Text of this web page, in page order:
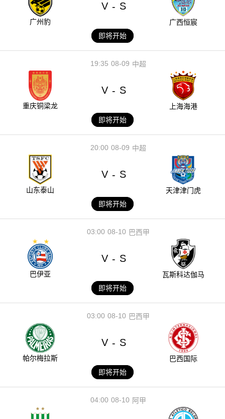
广州豹
V - S
广西恒宸
即将开始
08-09
19:35 中超
重庆铜梁龙
V - S
上海海港
即将开始
08-09
20:00 中超
山东泰山
V - S
天津津门虎
即将开始
08-10
03:00 巴西甲
巴伊亚
V - S
瓦斯科达伽马
即将开始
08-10
03:00 巴西甲
帕尔梅拉斯
V - S
巴西国际
即将开始
08-10
04:00 阿甲